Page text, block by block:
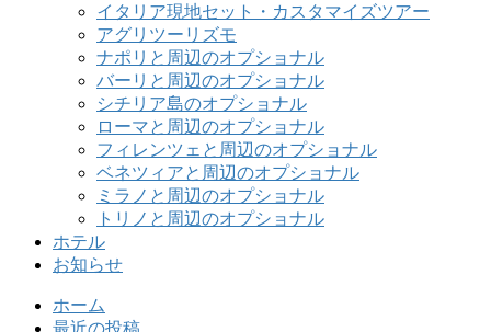
イタリア現地セット・カスタマイズツアー
アグリツーリズモ
ナポリと周辺のオプショナル
バーリと周辺のオプショナル
シチリア島のオプショナル
ローマと周辺のオプショナル
フィレンツェと周辺のオプショナル
ベネツィアと周辺のオプショナル
ミラノと周辺のオプショナル
トリノと周辺のオプショナル
ホテル
お知らせ
ホーム
最近の投稿